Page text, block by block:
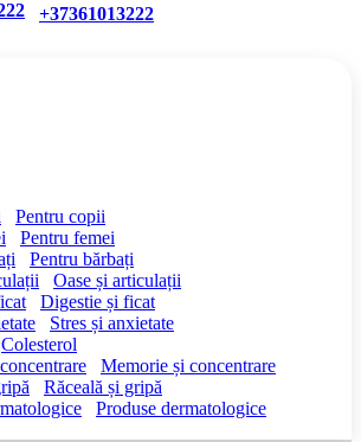
+37361013222
Pentru copii
Pentru femei
Pentru bărbați
Oase și articulații
Digestie și ficat
Stres și anxietate
Colesterol
Memorie și concentrare
Răceală și gripă
Produse dermatologice